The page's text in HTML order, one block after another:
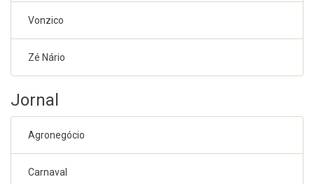
Vonzico
Zé Nário
Jornal
Agronegócio
Carnaval